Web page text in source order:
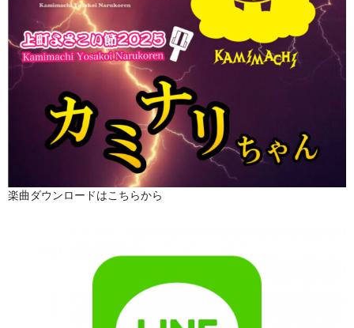
楽曲ダウンロードはこちらから